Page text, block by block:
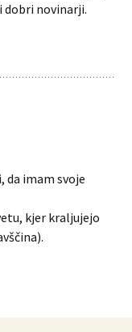
dobri novinarji.
da imam svoje
kjer kraljujejo